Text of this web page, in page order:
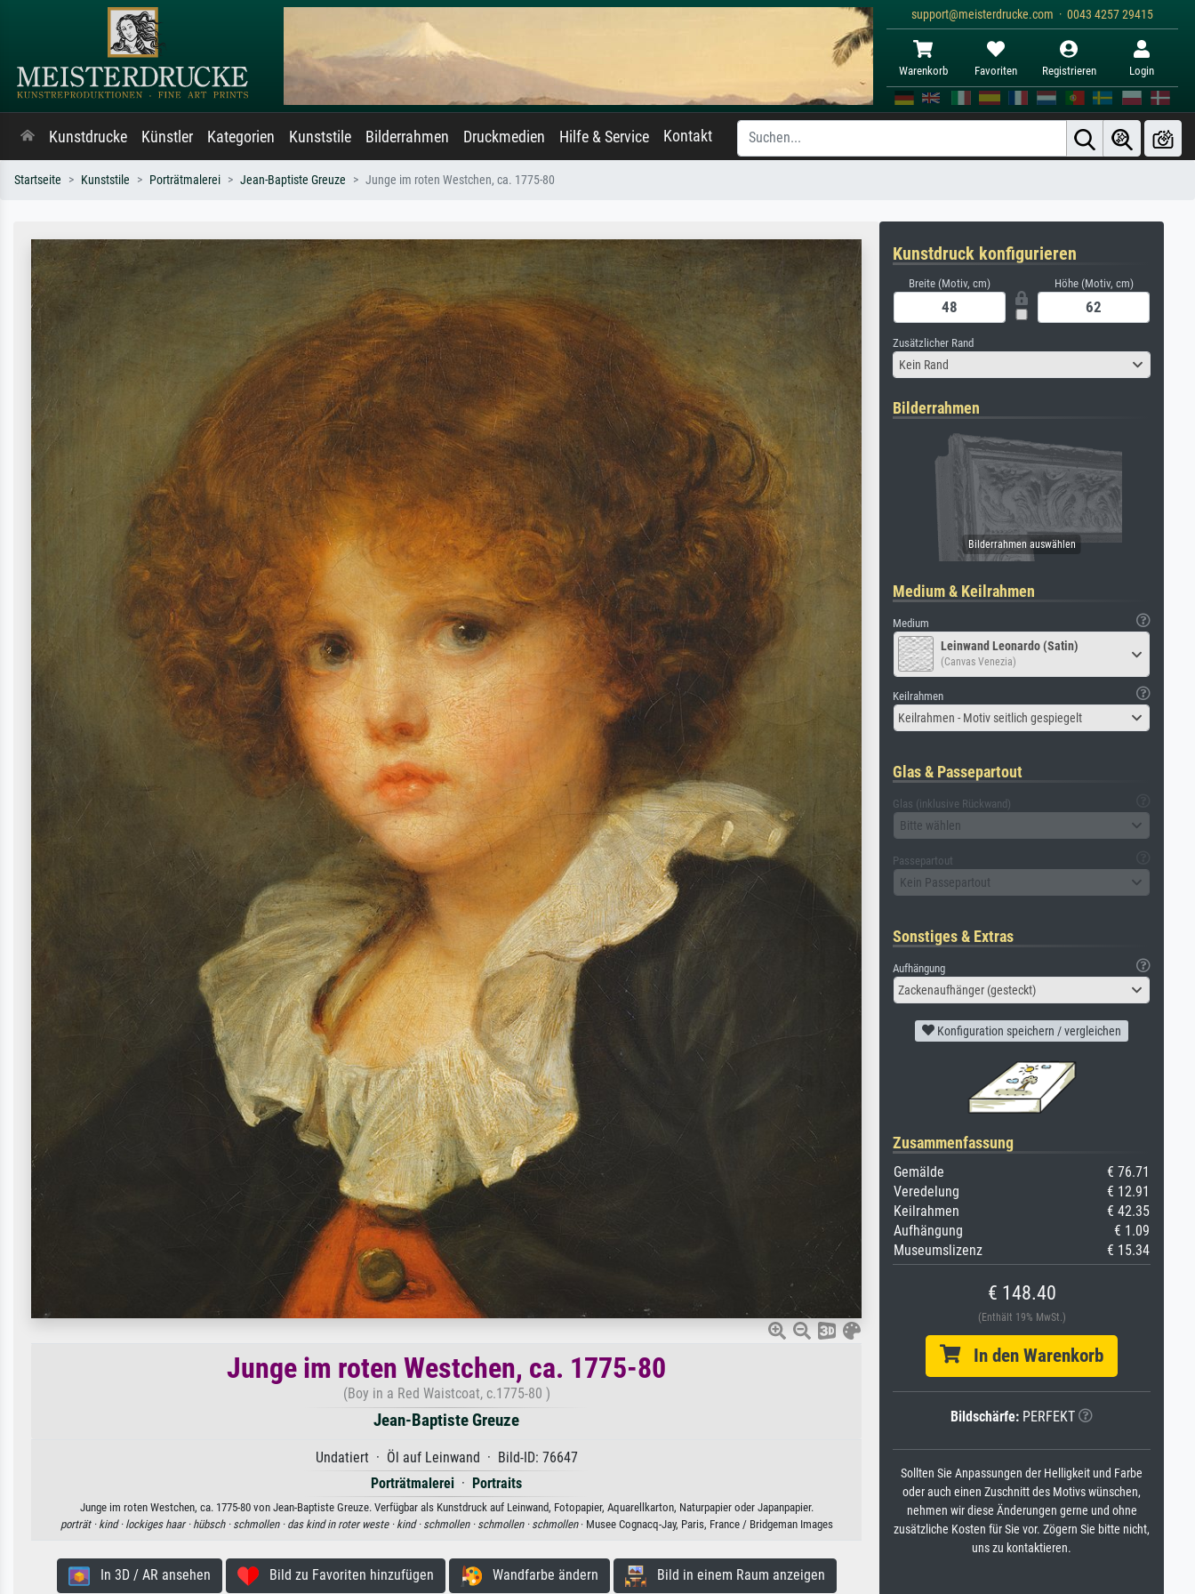
support@meisterdrucke.com · 0043 4257 29415
Warenkorb Favoriten Registrieren Login
Kunstdrucke Künstler Kategorien Kunststile Bilderrahmen Druckmedien Hilfe & Service Kontakt
Startseite Kunststile Porträtmalerei Jean-Baptiste Greuze Junge im roten Westchen, ca. 1775-80
Junge im roten Westchen, ca. 1775-80
(Boy in a Red Waistcoat, c.1775-80 )
Jean-Baptiste Greuze
Undatiert · Öl auf Leinwand · Bild-ID: 76647
Porträtmalerei · Portraits
Junge im roten Westchen, ca. 1775-80 von Jean-Baptiste Greuze. Verfügbar als Kunstdruck auf Leinwand, Fotopapier, Aquarellkarton, Naturpapier oder Japanpapier.
porträt · kind · lockiges haar · hübsch · schmollen · das kind in roter weste · kind · schmollen · schmollen · schmollen· Musee Cognacq-Jay, Paris, France / Bridgeman Images
In 3D / AR ansehen Bild zu Favoriten hinzufügen Wandfarbe ändern Bild in einem Raum anzeigen
Kunstdruck konfigurieren
Breite (Motiv, cm) Höhe (Motiv, cm)
Zusätzlicher Rand
Kein Rand
Bilderrahmen
Medium & Keilrahmen
Medium
Leinwand Leonardo (Satin)
(Canvas Venezia)
Keilrahmen
Keilrahmen - Motiv seitlich gespiegelt
Glas & Passepartout
Glas (inklusive Rückwand)
Bitte wählen
Passepartout
Kein Passepartout
Sonstiges & Extras
Aufhängung
Zackenaufhänger (gesteckt)
Konfiguration speichern / vergleichen
Zusammenfassung
Gemälde
€ 76.71
Veredelung
€ 12.91
Keilrahmen
€ 42.35
Aufhängung
€ 1.09
Museumslizenz
€ 15.34
€ 148.40
(Enthält 19% MwSt.)
In den Warenkorb
Bildschärfe: PERFEKT
Sollten Sie Anpassungen der Helligkeit und Farbe
oder auch einen Zuschnitt des Motivs wünschen,
nehmen wir diese Änderungen gerne und ohne
zusätzliche Kosten für Sie vor. Zögern Sie bitte nicht,
uns zu kontaktieren.